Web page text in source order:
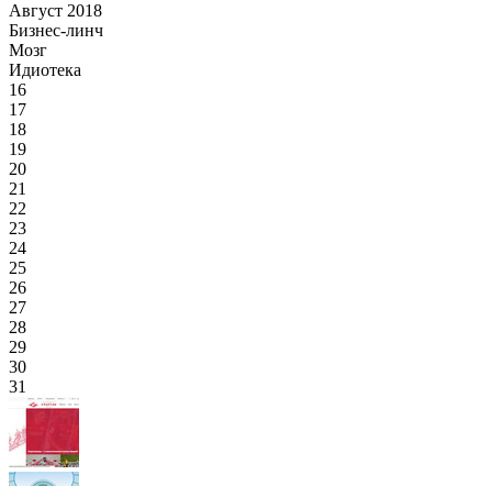
Август 2018
Бизнес-линч
Мозг
Идиотека
16
17
18
19
20
21
22
23
24
25
26
27
28
29
30
31